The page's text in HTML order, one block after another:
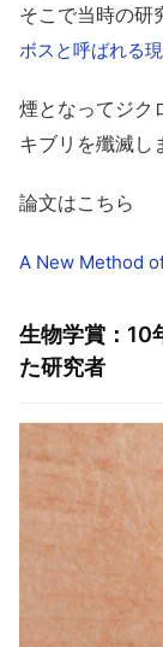
そこで当時の研
ボスと呼ばれる
煙となってジク
キブリを殲滅し
論文はこちら
A New Method
生物学賞：10
た研究者